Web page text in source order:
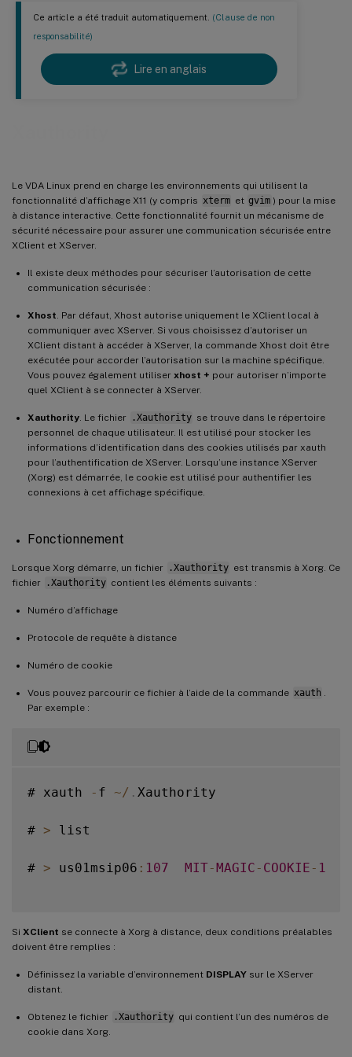
Ce article a été traduit automatiquement. (Clause de non
responsabilité)
Lire en anglais
Le VDA Linux prend en charge les environnements qui utilisent la
fonctionnalité d’affichage X11 (y compris xterm et gvim ) pour la mise
à distance interactive. Cette fonctionnalité fournit un mécanisme de
sécurité nécessaire pour assurer une communication sécurisée entre
XClient et XServer.
Il existe deux méthodes pour sécuriser l’autorisation de cette
communication sécurisée :
Xhost . Par défaut, Xhost autorise uniquement le XClient local à
communiquer avec XServer. Si vous choisissez d’autoriser un
XClient distant à accéder à XServer, la commande Xhost doit être
exécutée pour accorder l’autorisation sur la machine spécifique.
Vous pouvez également utiliser xhost + pour autoriser n’importe
quel XClient à se connecter à XServer.
Xauthority . Le fichier .Xauthority se trouve dans le répertoire
personnel de chaque utilisateur. Il est utilisé pour stocker les
informations d’identification dans des cookies utilisés par xauth
pour l’authentification de XServer. Lorsqu’une instance XServer
(Xorg) est démarrée, le cookie est utilisé pour authentifier les
connexions à cet affichage spécifique.
Fonctionnement
Lorsque Xorg démarre, un fichier .Xauthority est transmis à Xorg. Ce
fichier
.Xauthority contient les éléments suivants :
Numéro d’affichage
Protocole de requête à distance
Numéro de cookie
Vous pouvez parcourir ce fichier à l’aide de la commande xauth
Par exemple :
# xauth - f ~/ . Xauthority
# > list
# > us01msip06 : 107 MIT-MAGIC - COOKIE - 1
Si XClient se connecte à Xorg à distance, deux conditions préalables
doivent être remplies :
Définissez la variable d’environnement DISPLAY sur le XServer
distant.
Obtenez le fichier .Xauthority qui contient l’un des numéros de
cookie dans Xorg.